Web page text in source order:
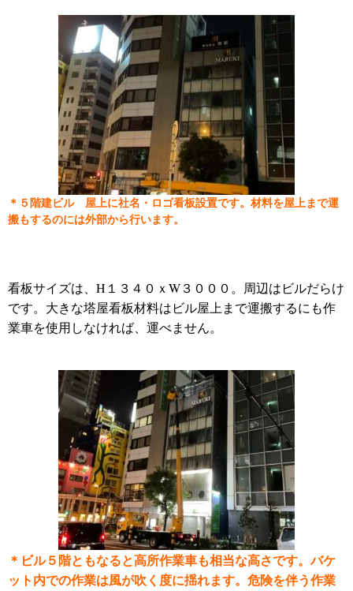
＊５階建ビル 屋上に社名・ロゴ看板設置です。材料を屋上まで運
搬もするのには外部から行います。
看板サイズは、H１３４０ｘW３０００。周辺はビルだらけ
です。大きな塔屋看板材料はビル屋上まで運搬するにも作
業車を使用しなければ、運べません。
＊ビル５階ともなると高所作業車も相当な高さです。バケ
ット内での作業は風が吹く度に揺れます。危険を伴う作業